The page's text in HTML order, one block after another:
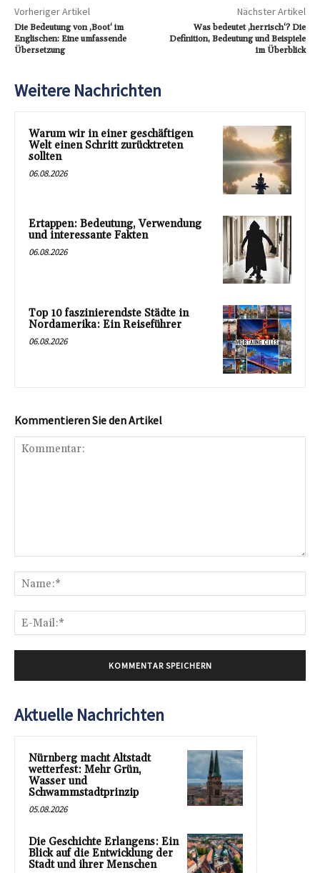
Vorheriger Artikel
Die Bedeutung von ‚Boot‘ im
Englischen: Eine umfassende
Übersetzung
Nächster Artikel
Was bedeutet ‚herrisch‘? Die
Definition, Bedeutung und Beispiele
im Überblick
Weitere Nachrichten
Warum wir in einer geschäftigen
Welt einen Schritt zurücktreten
sollten
06.08.2026
Ertappen: Bedeutung, Verwendung
und interessante Fakten
06.08.2026
Top 10 faszinierendste Städte in
Nordamerika: Ein Reiseführer
06.08.2026
Kommentieren Sie den Artikel
Aktuelle Nachrichten
Nürnberg macht Altstadt
wetterfest: Mehr Grün,
Wasser und
Schwammstadtprinzip
05.08.2026
Die Geschichte Erlangens: Ein
Blick auf die Entwicklung der
Stadt und ihrer Menschen